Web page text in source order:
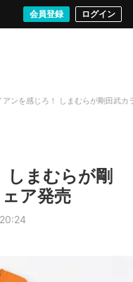
会員登録 ログイン
音楽・映像 ゲームストリート
アンを感じろ！ しまむらが剛田武カ
しまむらが剛
ア発売